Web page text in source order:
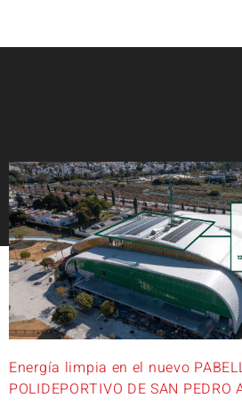
Energía limpia en el nuevo
POLIDEPORTIVO DE SAN PEDRO